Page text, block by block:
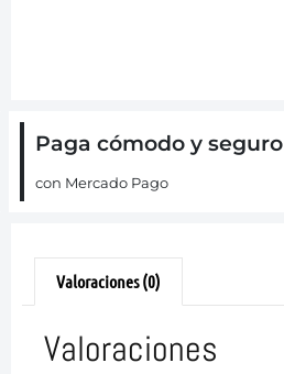
Paga cómodo y seguro
con Mercado Pago
Valoraciones (0)
Valoraciones